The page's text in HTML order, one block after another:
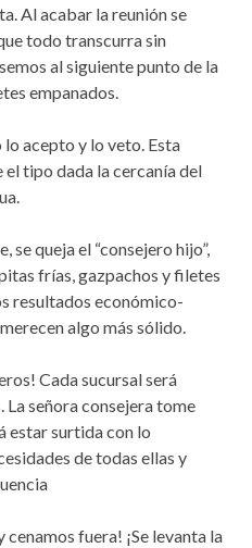
Al acabar la reunión se
todo transcurra sin
al siguiente punto de la
empanados.
lo acepto y lo veto. Esta
tipo dada la cercanía del
se queja el “consejero hijo”,
frías, gazpachos y filetes
resultados económico-
algo más sólido.
Cada sucursal será
La señora consejera tome
estar surtida con lo
de todas ellas y
cenamos fuera! ¡Se levanta la